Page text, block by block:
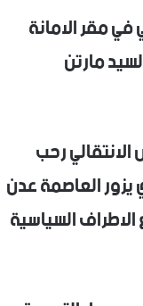
مقر الامانة
مارتن
رحب
يزور العاصمة عدن
السياسية